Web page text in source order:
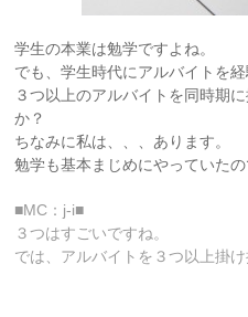
学生の本業は勉学ですよね。
でも、学生時代にアルバイトを
３つ以上のアルバイトを同時期
か？
ちなみに私は、、、あります。
勉学も基本まじめにやっていた
■MC：j-i■
３つはすごいですね。
では、アルバイトを３つ以上掛